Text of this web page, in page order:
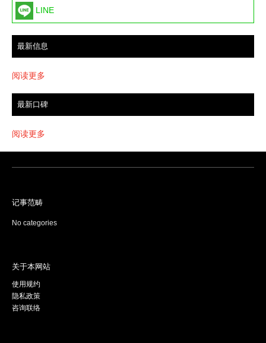
LINE
最新信息
阅读更多
最新口碑
阅读更多
记事范畴
No categories
关于本网站
使用规约
隐私政策
咨询联络